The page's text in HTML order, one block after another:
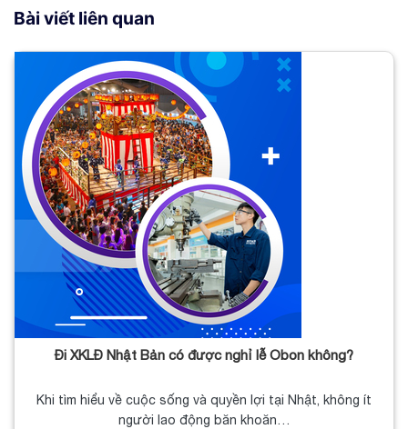
Bài viết liên quan
Đi XKLĐ Nhật Bản có được nghỉ lễ Obon không?
Khi tìm hiểu về cuộc sống và quyền lợi tại Nhật, không ít
người lao động băn khoăn…